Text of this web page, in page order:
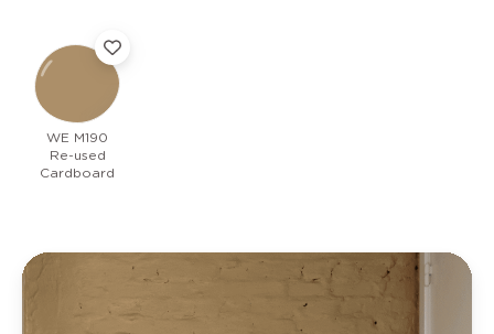
WE M190
Re-used
Cardboard